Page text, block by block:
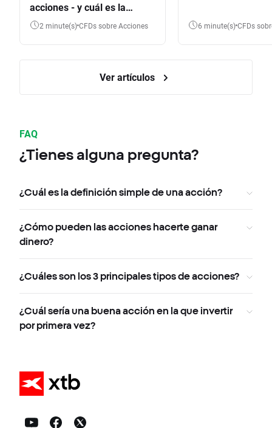
acciones - y cuál es la
diferencia?
2 minute(s) CFDs sobre Acciones 6 minute(s) CFDs
Ver artículos
FAQ
¿Tienes alguna pregunta?
¿Cuál es la definición simple de una acción?
¿Cómo pueden las acciones hacerte ganar
dinero?
¿Cuáles son los 3 principales tipos de acciones?
¿Cuál sería una buena acción en la que invertir
por primera vez?